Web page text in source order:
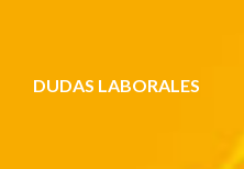
DUDAS LABORALES